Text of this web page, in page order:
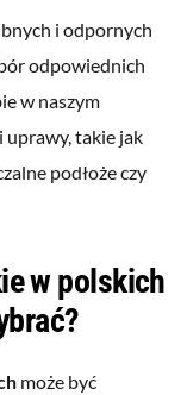
i odpornych
odpowiednich
w naszym
uprawy, takie jak
podłoże czy
w polskich
może być